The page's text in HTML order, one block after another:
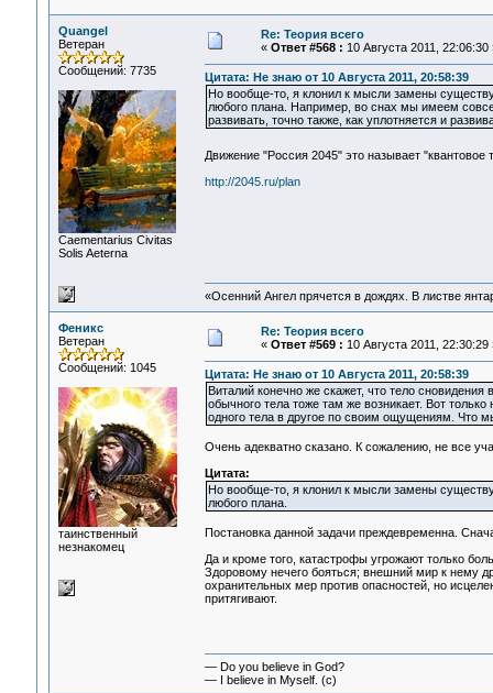
Quangel
Ветеран
Сообщений: 7735
Сaementarius Civitas
Solis Aeterna
Re: Теория всего
« Ответ #568 : 10 Августа 2011, 22:06:30
Цитата: Не знаю от 10 Августа 2011, 20:58:39
Но вообще-то, я клонил к мысли замены
любого плана. Например, во снах мы имеем
развивать, точно также, как уплотняется и
Движение "Россия 2045" это называет "квантовое
http://2045.ru/plan
«Осенний Ангел прячется в дождях. В листве
Феникс
Ветеран
Сообщений: 1045
таинственный
незнакомец
Re: Теория всего
« Ответ #569 : 10 Августа 2011, 22:30:29
Цитата: Не знаю от 10 Августа 2011, 20:58:39
Виталий конечно же скажет, что тело
обычного тела тоже там же возникает. Вот
одного тела в другое по своим ощущениям. Что
Очень адекватно сказано. К сожалению, не все
Цитата:
Но вообще-то, я клонил к мысли замены
любого плана.
Постановка данной задачи преждевременна.
Да и кроме того, катастрофы угрожают только
Здоровому нечего бояться; внешний мир к нему
охранительных мер против опасностей, но
притягивают.
— Do you believe in God?
— I believe in Myself. (c)